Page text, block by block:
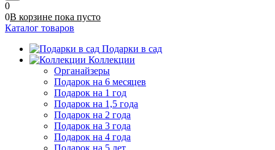
0
0В корзине пока пусто
Каталог товаров
Подарки в сад
Коллекции
Органайзеры
Подарок на 6 месяцев
Подарок на 1 год
Подарок на 1,5 года
Подарок на 2 года
Подарок на 3 года
Подарок на 4 года
Подарок на 5 лет